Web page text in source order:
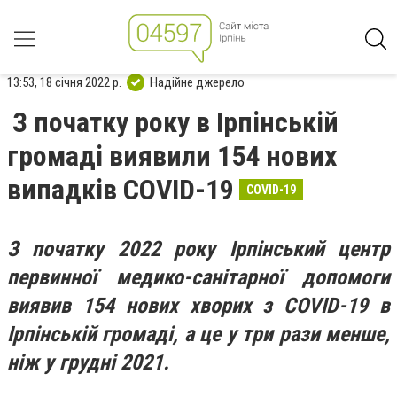
13:53, 18 січня 2022 р. Надійне джерело
З початку року в Ірпінській
громаді виявили 154 нових
випадків COVID-19
COVID-19
З початку 2022 року Ірпінський центр
первинної медико-санітарної допомоги
виявив 154 нових хворих з COVID-19 в
Ірпінській громаді, а це у три рази менше,
ніж у грудні 2021.